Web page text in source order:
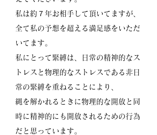
私は約７年お相手して頂いてますが、
全て私の予想を超える満足感をいただ
いてます。
私にとって緊縛は、日常の精神的なス
トレスと物理的なストレスである非日
常の緊縛を重ねることにより、
縄を解かれるときに物理的な開放と同
時に精神的にも開放されるための行為
だと思っています。